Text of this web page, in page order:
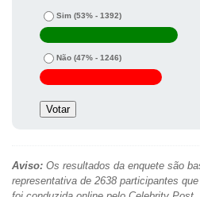
Sim (53% - 1392)
Não (47% - 1246)
Aviso: Os resultados da enquete são
representativa de 2638 participantes